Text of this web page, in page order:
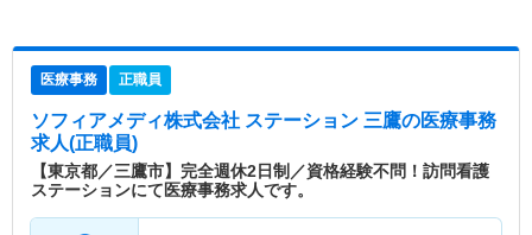
医療事務 正職員
ソフィアメディ株式会社 ステーション 三鷹の医療事務
求人(正職員)
【東京都／三鷹市】完全週休2日制／資格経験不問！訪問看護
ステーションにて医療事務求人です。